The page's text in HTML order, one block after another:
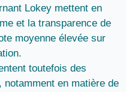
Lokey mettent en
et la transparence de
moyenne élevée sur
toutefois des
en matière de